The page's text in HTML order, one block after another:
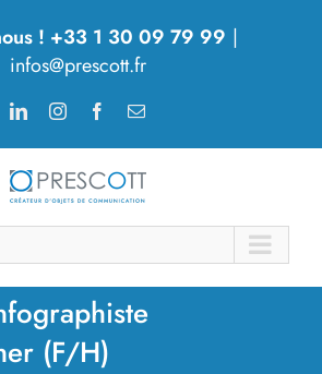
! +33 1 30 09 79 99 |
infos@prescott.fr
LinkedInInstagramFacebook
Email
(F/H)